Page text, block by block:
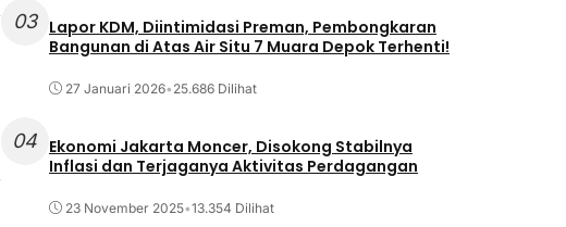
03
Lapor KDM, Diintimidasi Preman, Pembongkaran
Bangunan di Atas Air Situ 7 Muara Depok Terhenti!
27 Januari 2026• 25.686 Dilihat
04 Ekonomi Jakarta Moncer, Disokong Stabilnya
Inflasi dan Terjaganya Aktivitas Perdagangan
23 November 2025•13.354 Dilihat